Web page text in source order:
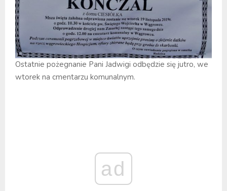
Ostatnie pożegnanie Pani Jadwigi odbędzie się jutro, we
wtorek na cmentarzu komunalnym.
ad